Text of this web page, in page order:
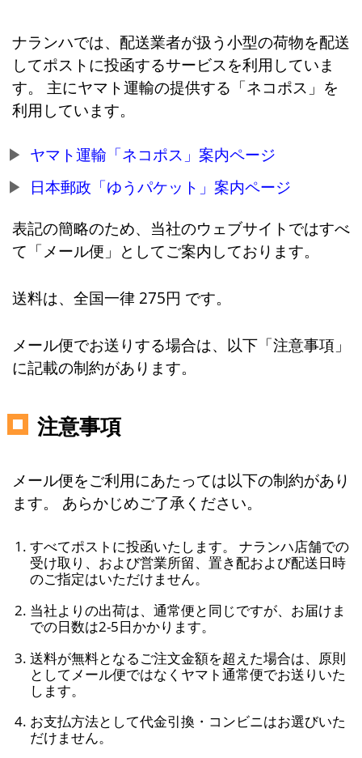
ナランハでは、配送業者が扱う小型の荷物を配送
してポストに投函するサービスを利用していま
す。 主にヤマト運輸の提供する「ネコポス」を
利用しています。
ヤマト運輸「ネコポス」案内ページ
日本郵政「ゆうパケット」案内ページ
表記の簡略のため、当社のウェブサイトではすべ
て「メール便」としてご案内しております。
送料は、全国一律 275円 です。
メール便でお送りする場合は、以下「注意事項」
に記載の制約があります。
注意事項
メール便をご利用にあたっては以下の制約があり
ます。 あらかじめご了承ください。
すべてポストに投函いたします。 ナランハ店舗での
受け取り、および営業所留、置き配および配送日時
のご指定はいただけません。
当社よりの出荷は、通常便と同じですが、お届けま
での日数は2-5日かかります。
送料が無料となるご注文金額を超えた場合は、原則
としてメール便ではなくヤマト通常便でお送りいた
します。
お支払方法として代金引換・コンビニはお選びいた
だけません。